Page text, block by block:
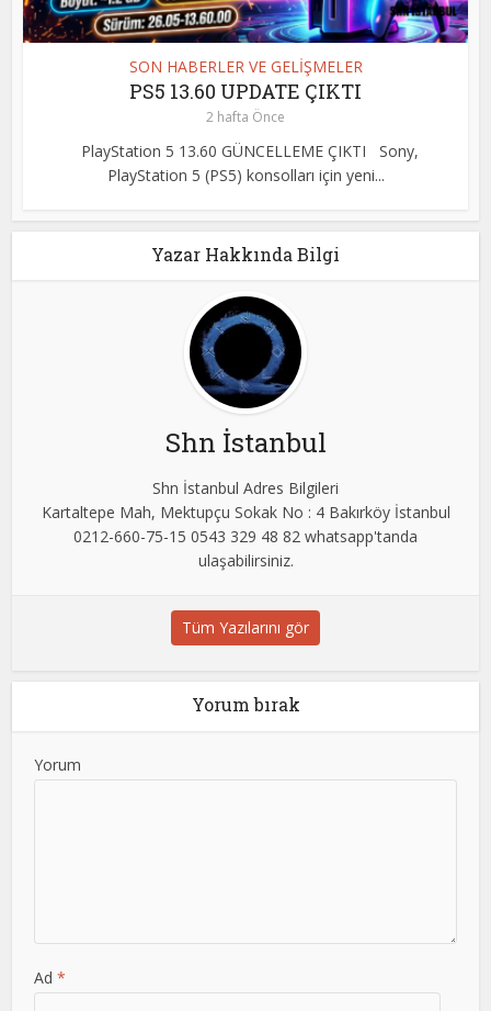
SON HABERLER VE GELİŞMELER
PS5 13.60 UPDATE ÇIKTI
2 hafta Önce
PlayStation 5 13.60 GÜNCELLEME ÇIKTI Sony,
PlayStation 5 (PS5) konsolları için yeni...
Yazar Hakkında Bilgi
Shn İstanbul
Shn İstanbul Adres Bilgileri
Kartaltepe Mah, Mektupçu Sokak No : 4 Bakırköy İstanbul
0212-660-75-15 0543 329 48 82 whatsapp'tanda
ulaşabilirsiniz.
Tüm Yazılarını gör
Yorum bırak
Yorum
Ad*